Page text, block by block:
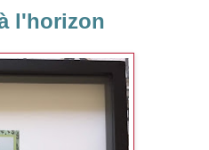
l'horizon